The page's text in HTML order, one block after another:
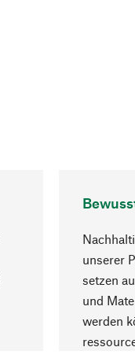
unserer
setzen
und
werden